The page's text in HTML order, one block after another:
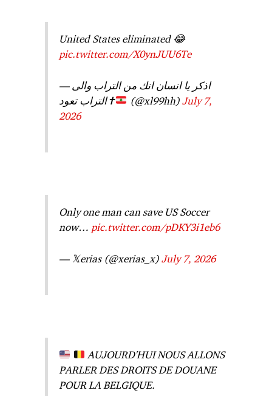
United States eliminated 😂
pic.twitter.com/X0ynJUU6Te
— اذكر يا انسان انك من التراب والى
التراب تعود✝️ (@xl99hh) July 7,
2026
Only one man can save US Soccer
now… pic.twitter.com/pDKY3i1eb6
— 𝕏erias (@xerias_x)July 7, 2026
AUJOURD'HUI NOUS ALLONS
PARLER DES DROITS DE DOUANE
POUR LA BELGIQUE.